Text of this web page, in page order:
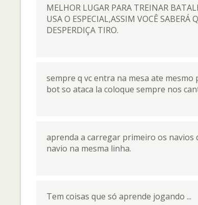
MELHOR LUGAR PARA TREINAR
USA O ESPECIAL,ASSIM VOCÊ
DESPERDIÇA TIRO.
sempre q vc entra na mesa ate
bot so ataca la coloque sempre nos
aprenda a carregar primeiro os navios
navio na mesma linha.
Tem coisas que só aprende jogando ...